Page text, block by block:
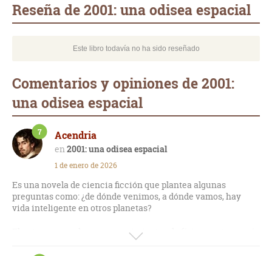
Reseña de 2001: una odisea espacial
Este libro todavía no ha sido reseñado
Comentarios y opiniones de 2001:
una odisea espacial
Acendria
2001: una odisea espacial
7
1 de enero de 2026
Es una novela de ciencia ficción que plantea algunas
preguntas como: ¿de dónde venimos, a dónde vamos, hay
vida inteligente en otros planetas?
El autor aprovecha sus conocimientos de física y astronomía
para darle mayor verosimilitud a su obra de ficción.